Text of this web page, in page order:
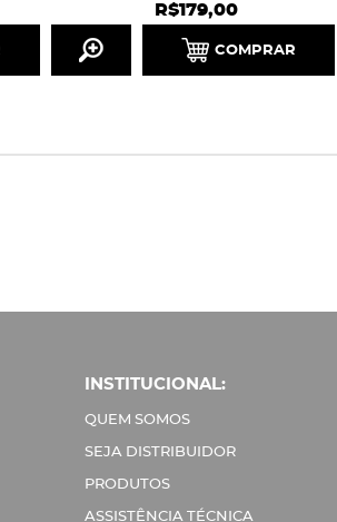
R$179,00
COMPRAR
INSTITUCIONAL:
QUEM SOMOS
SEJA DISTRIBUIDOR
PRODUTOS
ASSISTÊNCIA TÉCNICA